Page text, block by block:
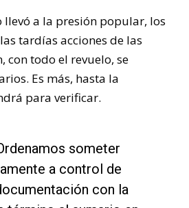
llevó a la presión popular, los
tardías acciones de las
con todo el revuelo, se
Es más, hasta la
para verificar.
someter
a control de
con la